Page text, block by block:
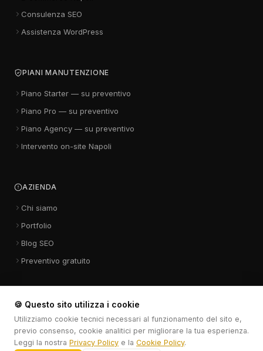
Consulenza SEO
Assistenza WordPress
PIANI MANUTENZIONE
Piano Starter — su preventivo
Piano Pro — su preventivo
Piano Agency — su preventivo
Intervento on-site Napoli
AZIENDA
Chi siamo
Portfolio
Blog SEO
Preventivo gratuito
Nexta Studio di Mario D'Angelo · Viale dei Tigli 19 · Casalnuovo di
Napoli (NA) 80013 · P.IVA IT10375661211
351 358 7973· info@nextastudio.it
🍪 Questo sito utilizza i cookie
Utilizziamo cookie tecnici necessari al funzionamento del sito e,
previo consenso, cookie analitici per migliorare la tua esperienza.
Leggi la nostra Privacy Policy e la Cookie Policy.